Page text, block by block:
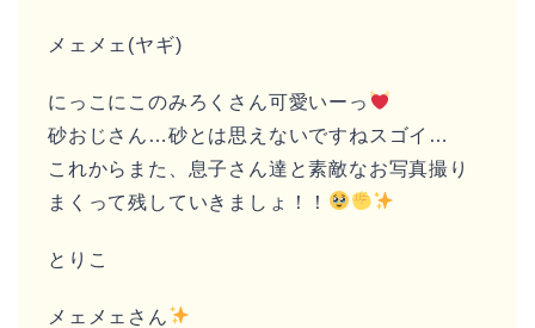
メェメェ(ヤギ)
にっこにこのみろくさん可愛いーっ
砂おじさん…砂とは思えないですねスゴイ…
これからまた、息子さん達と素敵なお写真撮り
まくって残していきましょ！！
とりこ
メェメェさん